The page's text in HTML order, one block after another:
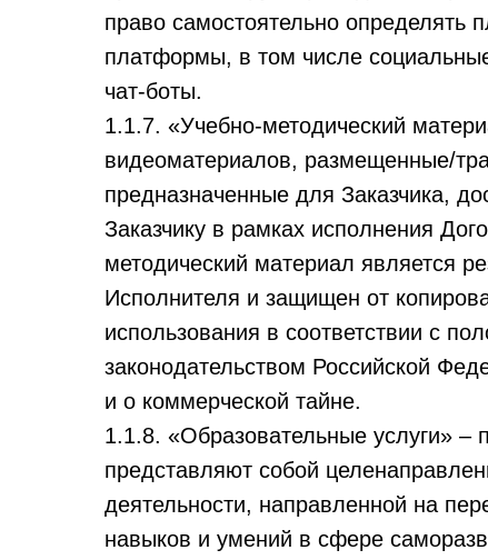
право самостоятельно определять
платформы, в том числе
чат-боты.
1.1.7. «Учебно-методический
видеоматериалов, размещенные/
предназначенные для Заказчика,
Заказчику в рамках исполнения
методический материал является
Исполнителя и защищен от
использования в соответствии с
законодательством Российской
и о коммерческой тайне.
1.1.8. «Образовательные услуги» –
представляют собой
деятельности, направленной на
навыков и умений в сфере